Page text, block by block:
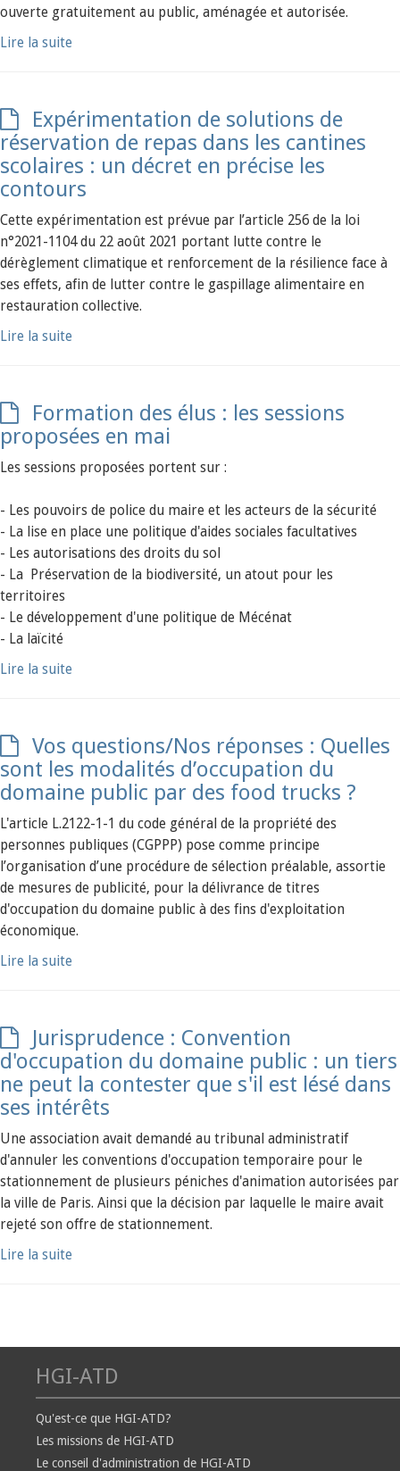
ouverte gratuitement au public, aménagée et autorisée.
Lire la suite
Expérimentation de solutions de
réservation de repas dans les cantines
scolaires : un décret en précise les
contours
Cette expérimentation est prévue par l’article 256 de la loi
n°2021-1104 du 22 août 2021 portant lutte contre le
dérèglement climatique et renforcement de la résilience face à
ses effets, afin de lutter contre le gaspillage alimentaire en
restauration collective.
Lire la suite
Formation des élus : les sessions
proposées en mai
Les sessions proposées portent sur :
- Les pouvoirs de police du maire et les acteurs de la sécurité
- La lise en place une politique d'aides sociales facultatives
- Les autorisations des droits du sol
- La Préservation de la biodiversité, un atout pour les
territoires
- Le développement d'une politique de Mécénat
- La laïcité
Lire la suite
Vos questions/Nos réponses : Quelles
sont les modalités d’occupation du
domaine public par des food trucks ?
L'article L.2122-1-1 du code général de la propriété des
personnes publiques (CGPPP) pose comme principe
l’organisation d’une procédure de sélection préalable, assortie
de mesures de publicité, pour la délivrance de titres
d'occupation du domaine public à des fins d'exploitation
économique.
Lire la suite
Jurisprudence : Convention
d'occupation du domaine public : un tiers
ne peut la contester que s'il est lésé dans
ses intérêts
Une association avait demandé au tribunal administratif
d'annuler les conventions d'occupation temporaire pour le
stationnement de plusieurs péniches d'animation autorisées par
la ville de Paris. Ainsi que la décision par laquelle le maire avait
rejeté son offre de stationnement.
Lire la suite
HGI-ATD
Qu'est-ce que HGI-ATD?
Les missions de HGI-ATD
Le conseil d'administration de HGI-ATD